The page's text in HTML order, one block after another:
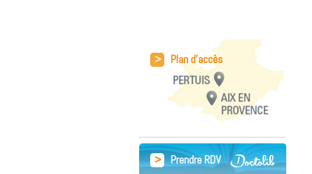
> Plan d'accès
> Prendre RDV